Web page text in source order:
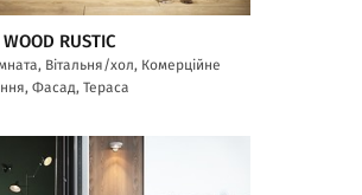
RUSTIC
Вітальня/хол, Комерційне
Фасад, Тераса